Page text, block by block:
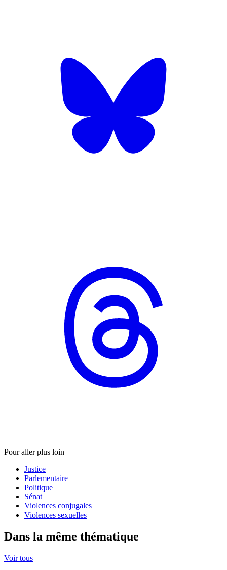
Pour aller plus loin
Justice
Parlementaire
Politique
Sénat
Violences conjugales
Violences sexuelles
Dans la même thématique
Voir tous